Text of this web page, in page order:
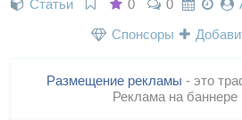
Статьи 0 0
Спонсоры
Размещение рекламы - это
Реклама на баннере